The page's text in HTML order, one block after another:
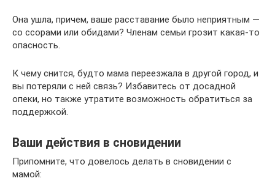
Она ушла, причем, ваше расставание было неприятным —
со ссорами или обидами? Членам семьи грозит какая-то
опасность.
К чему снится, будто мама переезжала в другой город, и
вы потеряли с ней связь? Избавитесь от досадной
опеки, но также утратите возможность обратиться за
поддержкой.
Ваши действия в сновидении
Припомните, что довелось делать в сновидении с
мамой: